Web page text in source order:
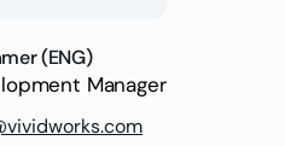
(ENG)
Manager